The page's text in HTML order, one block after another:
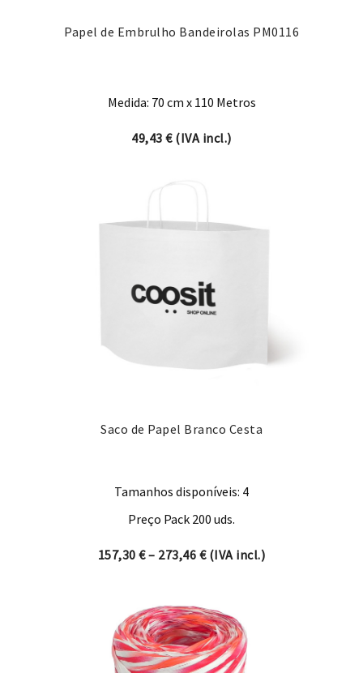
Papel de Embrulho Bandeirolas PM0116
Medida: 70 cm x 110 Metros
49,43€(IVA incl.)
Saco de Papel Branco Cesta
Tamanhos disponíveis: 4
Preço Pack 200 uds.
157,30€– 273,46 €Price range: 157,30 €
(IVA incl.)